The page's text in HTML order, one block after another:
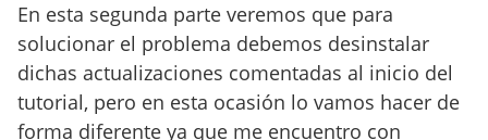
En esta segunda parte veremos que para
solucionar el problema debemos desinstalar
dichas actualizaciones comentadas al inicio del
tutorial, pero en esta ocasión lo vamos hacer de
forma diferente ya que me encuentro con